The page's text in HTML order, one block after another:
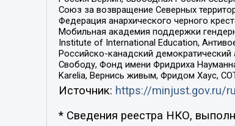
Союз за возвращение Северных
Федерация анархического черного
Мобильная академия поддержки
Institute of International Education,
Российско-канадский
Свободу, Фонд имени Фридриха
Karelia, Вернись живым, Фридом Хаус,
Источник: https://minjust.gov.ru/
* Сведения реестра НКО,